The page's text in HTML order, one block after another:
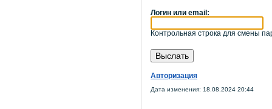
Логин или email:
Контрольная строка для смены
Авторизация
Дата изменения: 18.08.2024 20:44